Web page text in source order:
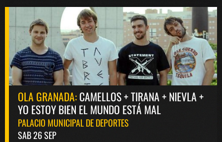
OLA GRANADA:CAMELLOS + TIRANA + NIEVLA +
YO ESTOY BIEN EL MUNDO ESTÁ MAL
PALACIO MUNICIPAL DE DEPORTES
SAB 26 SEP